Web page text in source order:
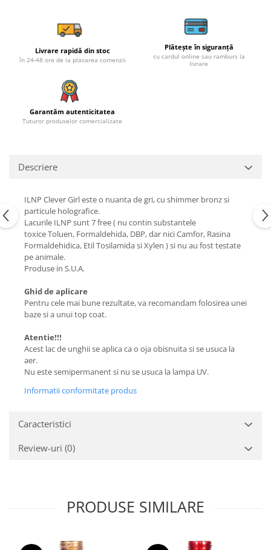
Livrare rapidă din stoc
în 24-48 ore de la plasarea comenzii
Plătește în siguranță
cu cardul online sau ramburs la
livrare
Garantăm autenticitatea
Tuturor produselor comercializate
Descriere
ILNP Clever Girl este o nuanta de gri, cu shimmer bronz si
particule holografice.
Lacurile ILNP sunt 7 free ( nu contin substantele
toxice Toluen, Formaldehida, DBP, dar nici Camfor, Rasina
Formaldehidica, Etil Tosilamida si Xylen ) si nu au fost testate
pe animale.
Produse in S.U.A.
Ghid de aplicare
Pentru cele mai bune rezultate, va recomandam folosirea unei
baze si a unui top coat.
Atentie!!!
Acest lac de unghii se aplica ca o oja obisnuita si se usuca la
aer.
Nu este semipermanent si nu se usuca la lampa UV.
Informatii conformitate produs
Caracteristici
Review-uri (0)
PRODUSE SIMILARE